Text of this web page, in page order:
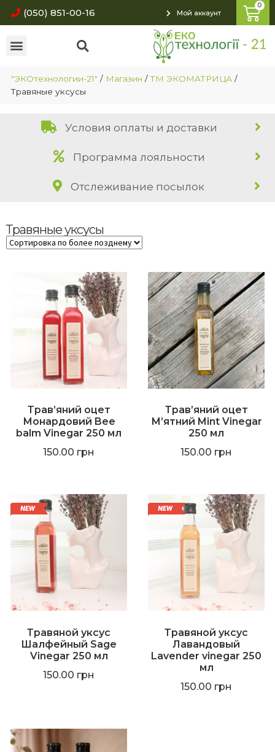
(050) 851-00-16 Мой аккаунт
"ЭКОтехнологии-21" / Магазин /ТМ ЭКОМАТРИЦА /
Травяные уксусы
Условия оплаты и доставки
Программа лояльности
Отслеживание посылок
Травяные уксусы
Трав’яний оцет
Монардовий Bee
balm Vinegar 250 мл
150.00 грн
Трав’яний оцет
М’ятний Mint Vinegar
250 мл
150.00 грн
Травяной уксус
Шалфейный Sage
Vinegar 250 мл
150.00 грн
Травяной уксус
Лавандовый
Lavender vinegar 250
мл
150.00 грн